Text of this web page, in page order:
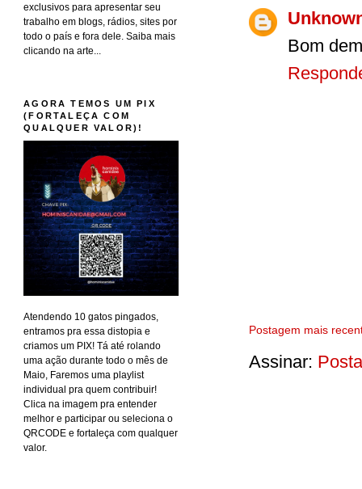
Bom
Postagem mais
Assinar:
exclusivos para apresentar seu
trabalho em blogs, rádios, sites por
todo o país e fora dele. Saiba mais
clicando na arte...
AGORA TEMOS UM PIX
(FORTALEÇA COM
QUALQUER VALOR)!
Atendendo 10 gatos pingados,
entramos pra essa distopia e
criamos um PIX! Tá até rolando
uma ação durante todo o mês de
Maio, Faremos uma playlist
individual pra quem contribuir!
Clica na imagem pra entender
melhor e participar ou seleciona o
QRCODE e fortaleça com qualquer
valor.